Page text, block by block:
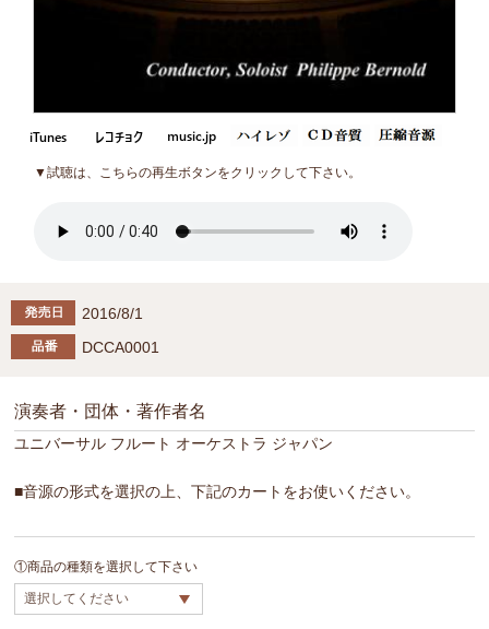
▼試聴は、こちらの再生ボタンをクリックして下さい。
2016/8/1
DCCA0001
演奏者・団体・著作者名
ユニバーサル フルート オーケストラ ジャパン
■音源の形式を選択の上、下記のカートをお使いください。
①商品の種類を選択して下さい